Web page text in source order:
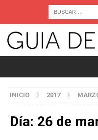
INICIO 2017
Día: 26 de